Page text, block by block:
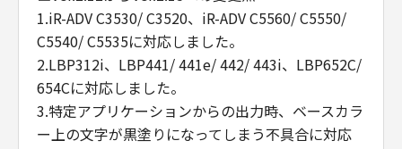
1.iR-ADV C3530/ C3520、iR-ADV C5560/ C5550/
C5540/ C5535に対応しました。
2.LBP312i、LBP441/ 441e/ 442/ 443i、LBP652C/
654Cに対応しました。
3.特定アプリケーションからの出力時、ベースカラ
ー上の文字が黒塗りになってしまう不具合に対応